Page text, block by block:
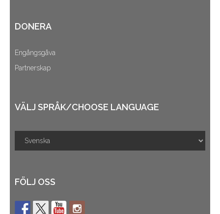
DONERA
Engångsgåva
Partnerskap
VÄLJ SPRÅK/CHOOSE LANGUAGE
FÖLJ OSS